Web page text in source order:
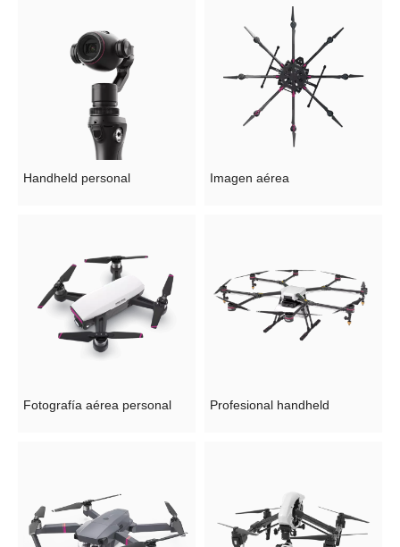
Handheld personal Imagen aérea
Fotografía aérea personal Profesional handheld